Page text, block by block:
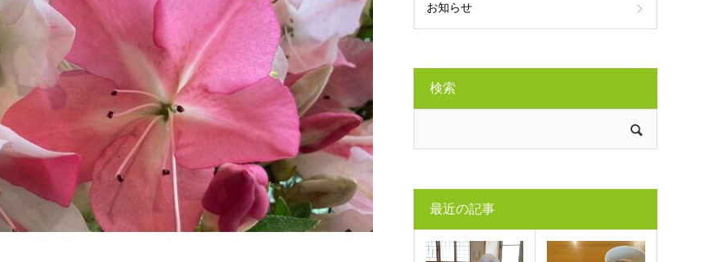
お知らせ
検索
最近の記事